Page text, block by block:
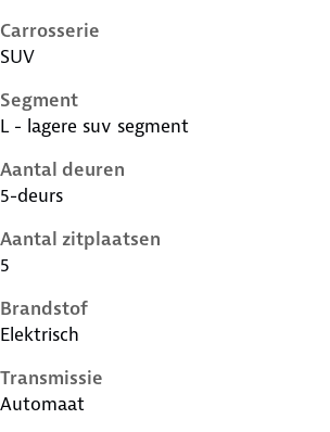
Carrosserie
SUV
Segment
L - lagere suv segment
Aantal deuren
5-deurs
Aantal zitplaatsen
5
Brandstof
Elektrisch
Transmissie
Automaat